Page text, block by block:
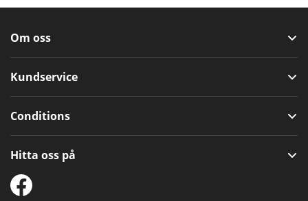
Om oss
Kundservice
Conditions
Hitta oss på